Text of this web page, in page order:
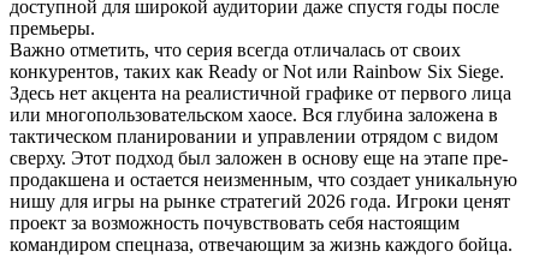
доступной для широкой аудитории даже спустя годы после
премьеры.
Важно отметить, что серия всегда отличалась от своих
конкурентов, таких как Ready or Not или Rainbow Six Siege.
Здесь нет акцента на реалистичной графике от первого лица
или многопользовательском хаосе. Вся глубина заложена в
тактическом планировании и управлении отрядом с видом
сверху. Этот подход был заложен в основу еще на этапе пре-
продакшена и остается неизменным, что создает уникальную
нишу для игры на рынке стратегий 2026 года. Игроки ценят
проект за возможность почувствовать себя настоящим
командиром спецназа, отвечающим за жизнь каждого бойца.